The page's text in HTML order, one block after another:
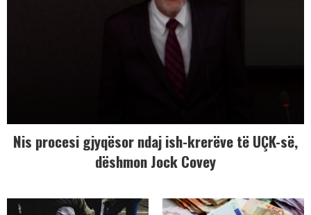
Nis procesi gjyqësor ndaj ish-krerëve të UÇK-së,
dëshmon Jock Covey